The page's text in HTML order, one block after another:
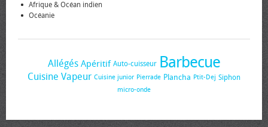
Afrique & Océan indien
Océanie
Allégés Apéritif Auto-cuisseur Barbecue
Cuisine Vapeur Cuisine junior Pierrade Plancha Ptit-Dej Siphon
micro-onde